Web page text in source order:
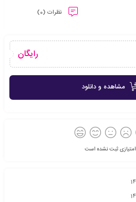
نظرات (0)
رایگان
مشاهده و دانلود
امتیازی ثبت نشده است